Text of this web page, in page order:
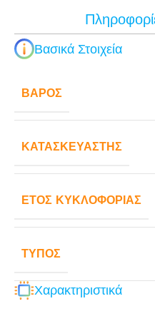
Βασικά Στοιχεία
ΒΆΡΟΣ
ΚΑΤΑΣΚΕΥΑΣΤΉΣ
ΈΤΟΣ ΚΥΚΛΟΦΟΡΊΑΣ
ΤΎΠΟΣ
Χαρακτηριστικά